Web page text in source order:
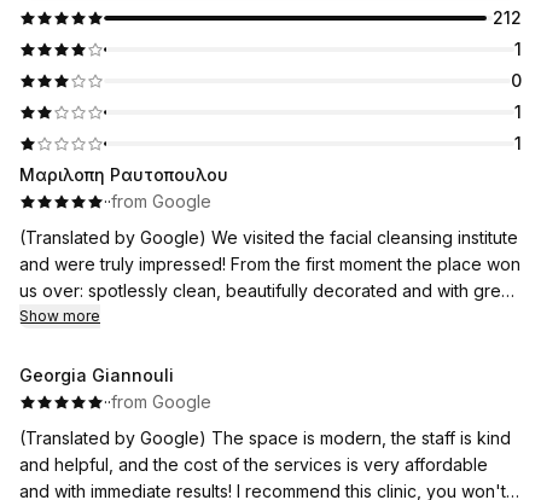
212
1
0
1
1
Μαριλοπη Ραυτοπουλου
··from Google
(Translated by Google) We visited the facial cleansing institute
and were truly impressed! From the first moment the place won
us over: spotlessly clean, beautifully decorated and with great
attention to every detail. It seems that it has been created with
The girls were excellent, kind, smiling and made us feel
care and professionalism, while they explained every step of
the process to us.
Show more
Georgia Giannouli
··from Google
(Translated by Google) The space is modern, the staff is kind
and helpful, and the cost of the services is very affordable
and with immediate results! I recommend this clinic, you won't